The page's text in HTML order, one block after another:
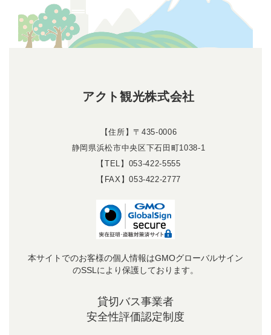
アクト観光株式会社
【住所】〒435-0006
静岡県浜松市中央区下石田町1038-1
【TEL】053-422-5555
【FAX】053-422-2777
本サイトでのお客様の個人情報はGMOグローバルサイン
のSSLにより保護しております。
貸切バス事業者
安全性評価認定制度